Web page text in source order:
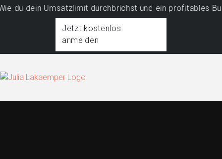
Umsatzlimit durchbrichst und ein profitables Business
Jetzt kostenlos
anmelden